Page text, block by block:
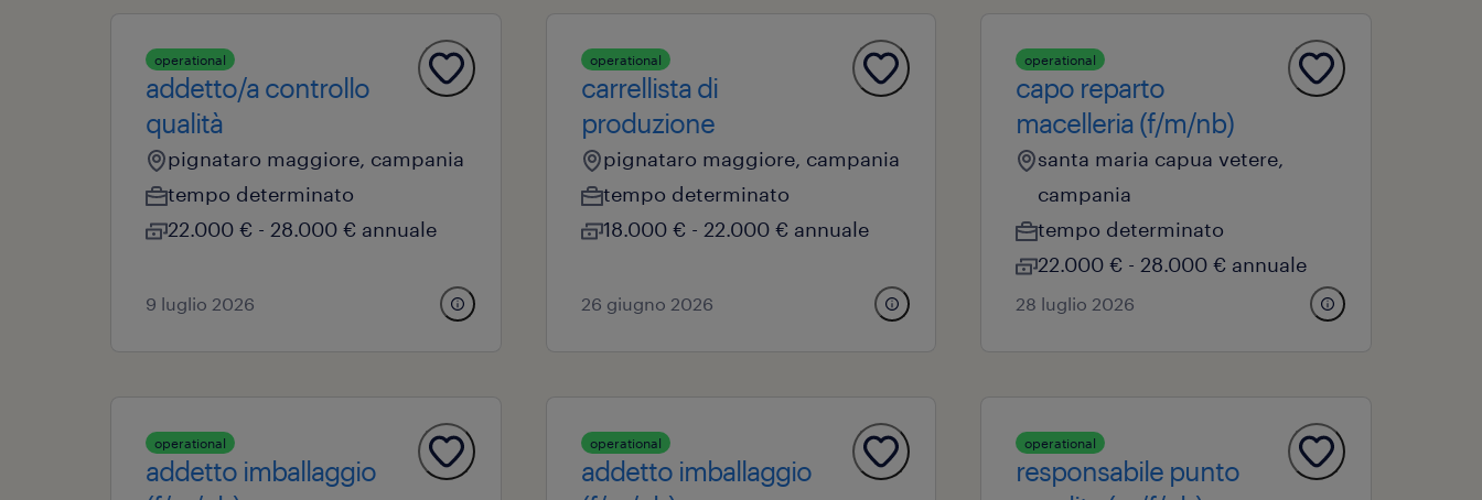
operational
addetto/a controllo
qualità
pignataro maggiore, campania
tempo determinato
22.000 € - 28.000 € annuale
9 luglio 2026
operational
carrellista di
produzione
pignataro maggiore, campania
tempo determinato
18.000 € - 22.000 € annuale
26 giugno 2026
operational
capo reparto
macelleria (f/m/nb)
santa maria capua vetere,
campania
tempo determinato
22.000 € - 28.000 € annuale
28 luglio 2026
operational
addetto imballaggio
operational
addetto imballaggio
operational
responsabile punto